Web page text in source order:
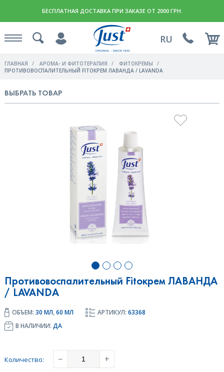
БЕСПЛАТНАЯ ДОСТАВКА ПРИ ЗАКАЗЕ ОТ 2000 ГРН.
RU
ГЛАВНАЯ АРОМА- И ФИТОТЕРАПИЯ
ФИТОКРЕМЫ
ПРОТИВОВОСПАЛИТЕЛЬНЫЙ FITOКРЕМ ЛАВАНДА / LAVANDA
ВЫБРАТЬ ТОВАР
Противовоспалительный Fitoкрем ЛАВАНДА
/ LAVANDA
ОБЪЕМ: 30 МЛ,60 МЛ АРТИКУЛ: 63368
В НАЛИЧИИ: ДА
Количество: − +